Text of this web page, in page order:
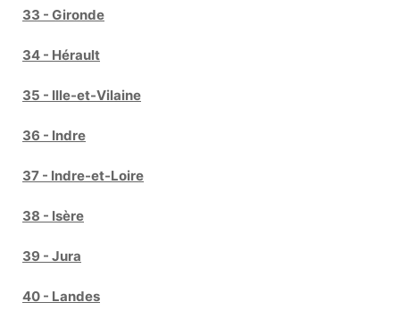
33 - Gironde
34 - Hérault
35 - Ille-et-Vilaine
36 - Indre
37 - Indre-et-Loire
38 - Isère
39 - Jura
40 - Landes